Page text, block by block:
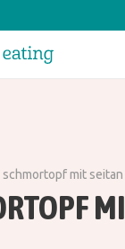
schmortopf mit